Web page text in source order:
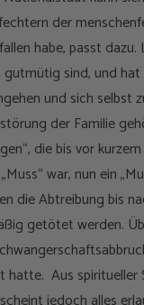
der
habe, passt
sind, und
und sich selbst
der Familie
die bis vor
war, nun ein
die Abtreibung bis
getötet werden.
hatte. Aus